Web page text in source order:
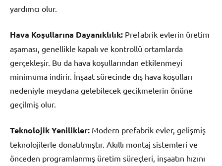
yardımcı olur.
Hava Koşullarına Dayanıklılık: Prefabrik evlerin üretim
aşaması, genellikle kapalı ve kontrollü ortamlarda
gerçekleşir. Bu da hava koşullarından etkilenmeyi
minimuma indirir. İnşaat sürecinde dış hava koşulları
nedeniyle meydana gelebilecek gecikmelerin önüne
geçilmiş olur.
Teknolojik Yenilikler: Modern prefabrik evler, gelişmiş
teknolojilerle donatılmıştır. Akıllı montaj sistemleri ve
önceden programlanmış üretim süreçleri, inşaatın hızını